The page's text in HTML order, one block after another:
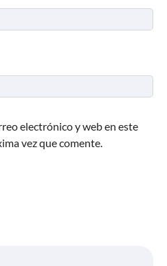
electrónico y web en este
vez que comente.